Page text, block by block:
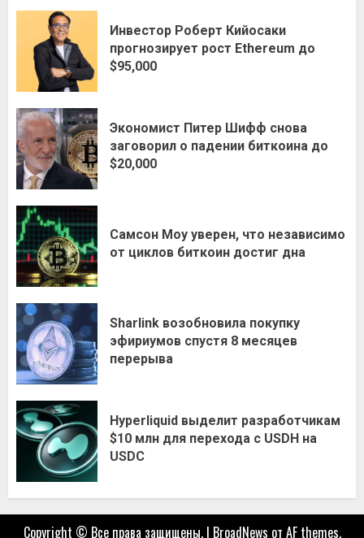
Инвестор Роберт Кийосаки
прогнозирует рост Ethereum до
$95,000
Экономист Питер Шифф снова
заговорил о падении биткоина до
$20,000
Самсон Моу уверен, что независимо
от циклов биткоин достиг дна
Sharlink возобновила покупку
эфириумов спустя 8 месяцев
перерыва
Hyperliquid выделит разработчикам
$10 млн для перехода с USDH на
USDC
Copyright © Все права защищены. | BroadNews от AF themes.